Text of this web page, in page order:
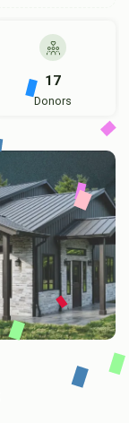
17
Donors